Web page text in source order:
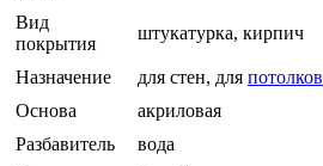
Вид
покрытия
штукатурка, кирпич
Назначение для стен, для потолков
Основа
акриловая
Разбавитель
вода